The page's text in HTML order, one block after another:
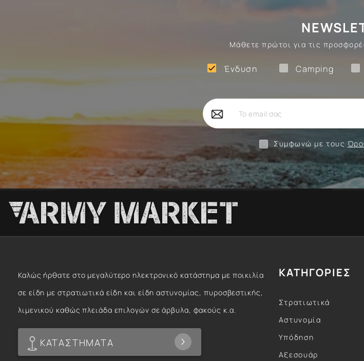
Μάθετε πρώτοι για τις
Camping
Camping
Ένδυση
 Ένδυση
ΣώματαΕπιβίωση
Το
email
σας
Συμφωνώ με τους
Καλώς ήρθατε στο μεγαλύτερο ηλεκτρονικό κατάστημα με ποικιλία
σε είδη με στρατιωτικά είδη και είδη αστυνομίας, πυροσβεστικής,
λιμενικού καθώς πλειάδα επιλογών σε άρβυλα, φακούς κ.α.
ΚΑΤΑΣΤΗΜΑΤΑ
ΚΑΤΗΓΟΡΙΕΣ
Στρατιωτικά
Αστυνομία
Υπόδηση
Αξεσουάρ